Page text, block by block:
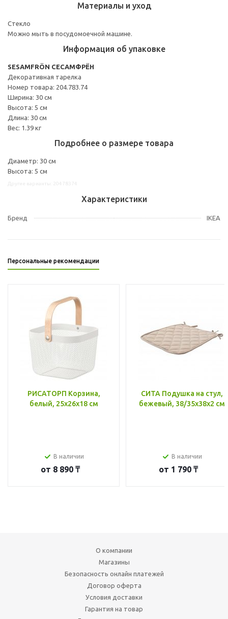
Материалы и уход
Стекло
Можно мыть в посудомоечной машине.
Информация об упаковке
SESAMFRÖN СЕСАМФРЁН
Декоративная тарелка
Номер товара: 204.783.74
Ширина: 30 см
Высота: 5 см
Длина: 30 см
Вес: 1.39 кг
Подробнее о размере товара
Диаметр: 30 см
Высота: 5 см
Характеристики
Бренд IKEA
Персональные рекомендации
РИСАТОРП Корзина,
белый, 25x26x18 см
В наличии
от 8 890 ₸
СИТА Подушка на стул,
бежевый, 38/35x38x2 см
В наличии
от 1 790 ₸
О компании
Магазины
Безопасность онлайн платежей
Договор оферта
Условия доставки
Гарантия на товар